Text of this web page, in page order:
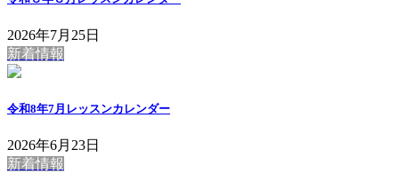
2026年7月25日
新着情報
令和8年7月レッスンカレンダー
2026年6月23日
新着情報